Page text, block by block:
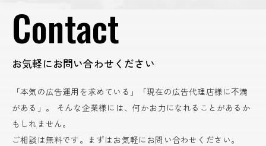
Contact
お気軽にお問い合わせください
「本気の広告運用を求めている」「現在の広告代理店様に不満
がある」。
そんな企業様には、何かお力になれることがあるか
もしれません。
ご相談は無料です。まずはお気軽にお問い合わせください。